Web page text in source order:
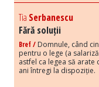
Tia Serbanescu
Fără soluții
Bref / Domnule, când
pentru o lege (a
astfel ca legea să arate
ani întregi la dispoziție.